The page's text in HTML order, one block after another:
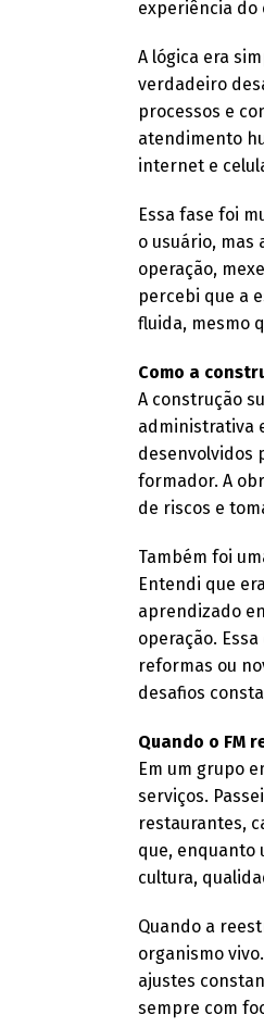
experiência do
A lógica era
verdadeiro
processos e
atendimento
internet e
Essa fase foi
o usuário, mas
operação,
percebi que a
fluida, mesmo
Como a
A construção
administrativa
desenvolvidos
formador. A
de riscos e
Também foi
Entendi que
aprendizado
operação.
reformas ou
desafios
Quando o FM
Em um grupo
serviços.
restaurantes,
que, enquanto
cultura,
Quando a
organismo
ajustes
sempre com